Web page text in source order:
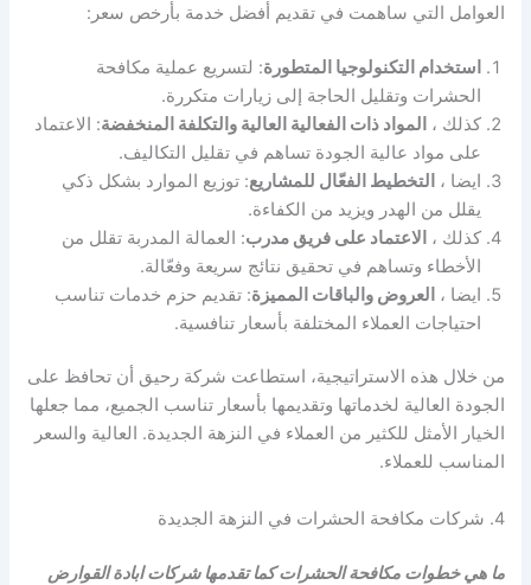
العوامل التي ساهمت في تقديم أفضل خدمة بأرخص سعر:
استخدام التكنولوجيا المتطورة: لتسريع عملية مكافحة
الحشرات وتقليل الحاجة إلى زيارات متكررة.
كذلك ، المواد ذات الفعالية العالية والتكلفة المنخفضة: الاعتماد
على مواد عالية الجودة تساهم في تقليل التكاليف.
ايضا ، التخطيط الفعّال للمشاريع: توزيع الموارد بشكل ذكي
يقلل من الهدر ويزيد من الكفاءة.
كذلك ، الاعتماد على فريق مدرب: العمالة المدربة تقلل من
الأخطاء وتساهم في تحقيق نتائج سريعة وفعّالة.
ايضا ، العروض والباقات المميزة: تقديم حزم خدمات تناسب
احتياجات العملاء المختلفة بأسعار تنافسية.
من خلال هذه الاستراتيجية، استطاعت شركة رحيق أن تحافظ على
الجودة العالية لخدماتها وتقديمها بأسعار تناسب الجميع، مما جعلها
الخيار الأمثل للكثير من العملاء في النزهة الجديدة. العالية والسعر
المناسب للعملاء.
4. شركات مكافحة الحشرات في النزهة الجديدة
ما هي خطوات مكافحة الحشرات كما تقدمها شركات ابادة القوارض